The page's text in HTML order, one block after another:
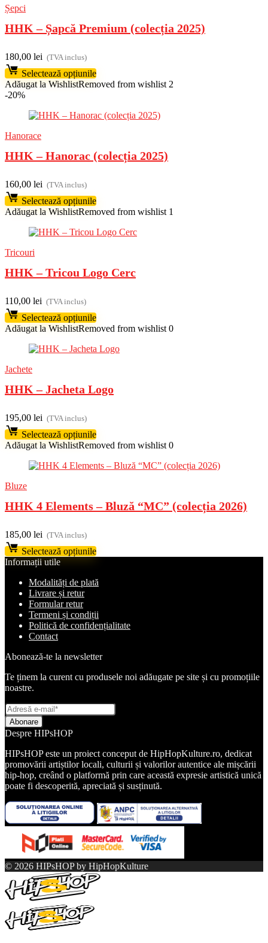
Șepci
HHK – Șapcă Premium (colecția 2025)
180,00 lei (TVA inclus)
Selectează opțiunile
Adăugat la WishlistRemoved from wishlist 2
-20%
Hanorace
HHK – Hanorac (colecția 2025)
160,00 lei (TVA inclus)
Selectează opțiunile
Adăugat la WishlistRemoved from wishlist 1
Tricouri
HHK – Tricou Logo Cerc
110,00 lei (TVA inclus)
Selectează opțiunile
Adăugat la WishlistRemoved from wishlist 0
Jachete
HHK – Jacheta Logo
195,00 lei (TVA inclus)
Selectează opțiunile
Adăugat la WishlistRemoved from wishlist 0
Bluze
HHK 4 Elements – Bluză “MC” (colecția 2026)
185,00 lei (TVA inclus)
Selectează opțiunile
Informații utile
Modalități de plată
Livrare și retur
Formular retur
Termeni și condiții
Politică de confidențialitate
Contact
Abonează-te la newsletter
Te ținem la curent cu produsele noi adăugate pe site și cu promoțiile
noastre.
Despre HIPsHOP
HIPsHOP este un proiect conceput de HipHopKulture.ro, dedicat
promovării artiștilor locali, culturii și valorilor autentice ale mișcării
hip-hop, creând o platformă prin care această expresie artistică unică
poate fi descoperită, apreciată și susținută.
© 2026 HIPsHOP by HipHopKulture